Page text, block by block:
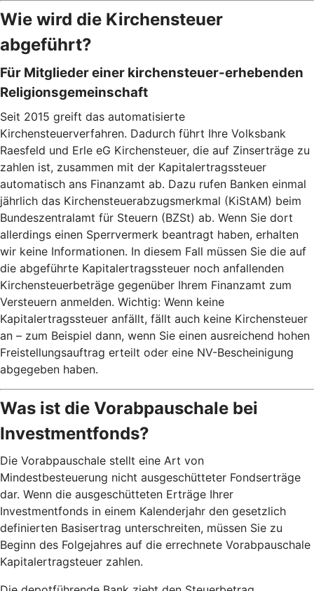
Wie wird die Kirchensteuer
abgeführt?
Für Mitglieder einer kirchensteuer-erhebenden
Religionsgemeinschaft
Seit 2015 greift das automatisierte
Kirchensteuerverfahren. Dadurch führt Ihre Volksbank
Raesfeld und Erle eG Kirchensteuer, die auf Zinserträge zu
zahlen ist, zusammen mit der Kapitalertragssteuer
automatisch ans Finanzamt ab. Dazu rufen Banken einmal
jährlich das Kirchensteuerabzugsmerkmal (KiStAM) beim
Bundeszentralamt für Steuern (BZSt) ab. Wenn Sie dort
allerdings einen Sperrvermerk beantragt haben, erhalten
wir keine Informationen. In diesem Fall müssen Sie die auf
die abgeführte Kapitalertragssteuer noch anfallenden
Kirchensteuerbeträge gegenüber Ihrem Finanzamt zum
Versteuern anmelden. Wichtig: Wenn keine
Kapitalertragssteuer anfällt, fällt auch keine Kirchensteuer
an – zum Beispiel dann, wenn Sie einen ausreichend hohen
Freistellungsauftrag erteilt oder eine NV-Bescheinigung
abgegeben haben.
Was ist die Vorabpauschale bei
Investmentfonds?
Die Vorabpauschale stellt eine Art von
Mindestbesteuerung nicht ausgeschütteter Fondserträge
dar. Wenn die ausgeschütteten Erträge Ihrer
Investmentfonds in einem Kalenderjahr den gesetzlich
definierten Basisertrag unterschreiten, müssen Sie zu
Beginn des Folgejahres auf die errechnete Vorabpauschale
Kapitalertragsteuer zahlen.